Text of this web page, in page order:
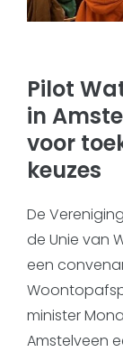
Pilot
in
voor
keuzes
De
de Unie van
een
minister
Amstelveen